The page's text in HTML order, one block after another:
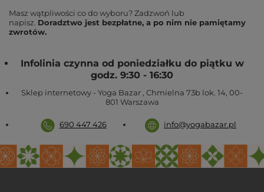
Masz wątpliwości co do wyboru? Zadzwoń lub
napisz. Doradztwo jest bezpłatne, a po nim nie pamiętamy
zwrotów.
Infolinia czynna od poniedziałku do piątku w
godz. 9:30 - 16:30
Sklep internetowy - Yoga Bazar , Chmielna 73b lok. 14, 00-
801 Warszawa
690 447 426 info@yogabazar.pl